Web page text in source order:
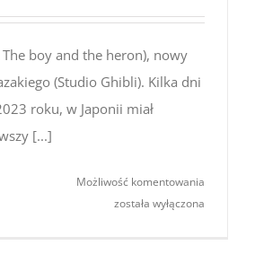
The boy and the heron), nowy
(Studio Ghibli). Kilka dni
roku, w Japonii miał
[...]
Możliwość komentowania
została wyłączona